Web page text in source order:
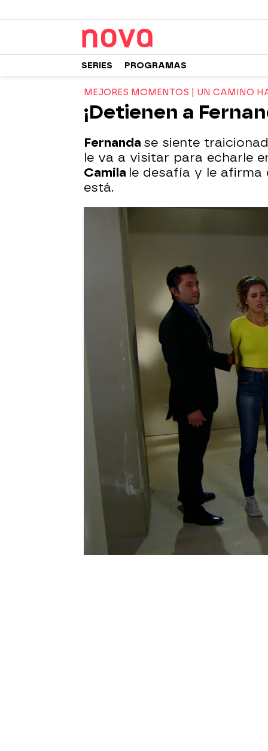
SERIES PROGRAMAS
MEJORES MOMENTOS | UN CAMINO
¡Detienen a
Fernanda se siente
le va a visitar para echarle
Camila le desafía y le
está.
Madrid
Publicado: 07 de febrero de 2018, 17:08
Un camino hacia el destino